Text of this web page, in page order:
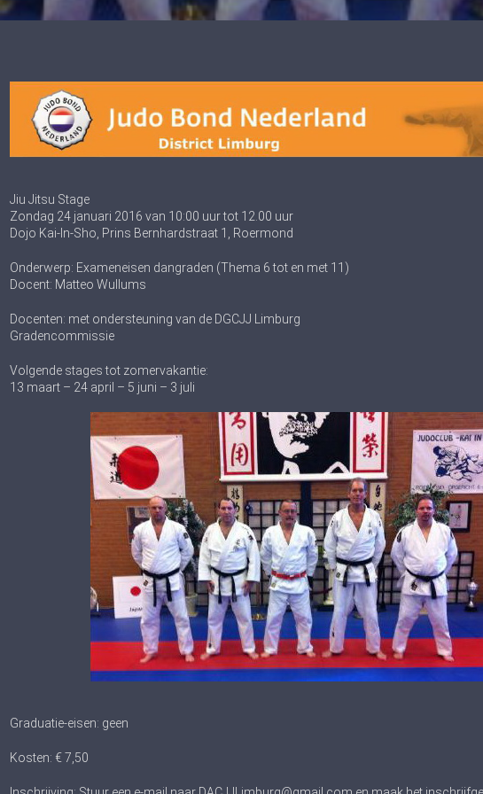
Jiu Jitsu Stage
Zondag 24 januari 2016 van 10:00 uur tot 12.00 uur
Dojo Kai-In-Sho, Prins Bernhardstraat 1, Roermond
Onderwerp: Exameneisen dangraden (Thema 6 tot en met 11)
Docent: Matteo Wullums
Docenten: met ondersteuning van de DGCJJ Limburg
Gradencommissie
Volgende stages tot zomervakantie:
13 maart – 24 april – 5 juni – 3 juli
Graduatie-eisen: geen
Kosten: € 7,50